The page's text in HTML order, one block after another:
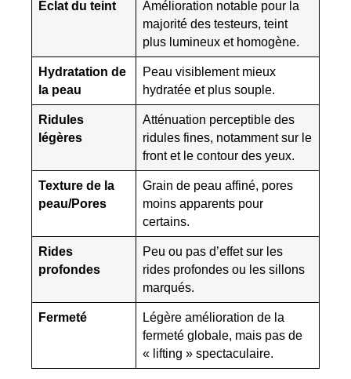
Éclat du teint
Amélioration notable pour la
majorité des testeurs, teint
plus lumineux et homogène.
Hydratation de
la peau
Peau visiblement mieux
hydratée et plus souple.
Ridules
légères
Atténuation perceptible des
ridules fines, notamment sur le
front et le contour des yeux.
Texture de la
peau/Pores
Grain de peau affiné, pores
moins apparents pour
certains.
Rides
profondes
Peu ou pas d’effet sur les
rides profondes ou les sillons
marqués.
Fermeté
Légère amélioration de la
fermeté globale, mais pas de
« lifting » spectaculaire.